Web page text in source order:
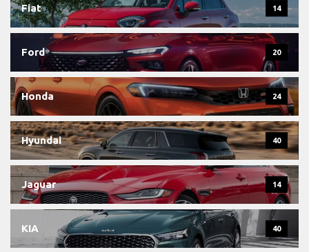
Fiat 14
Ford 20
Honda 24
Hyundai 40
Jaguar 14
KIA 40